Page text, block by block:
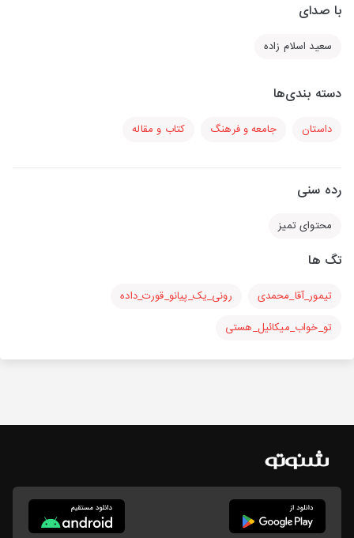
با صدای
سعید اسلام زاده
دسته بندی‌ها
داستان جامعه و فرهنگ کتاب و مقاله
رده سنی
محتوای تمیز
تگ ها
تیمور_آقا_محمدی
رونی_یک_پیانو_قورت_داده
تو_خواب_میکائیل_هستی